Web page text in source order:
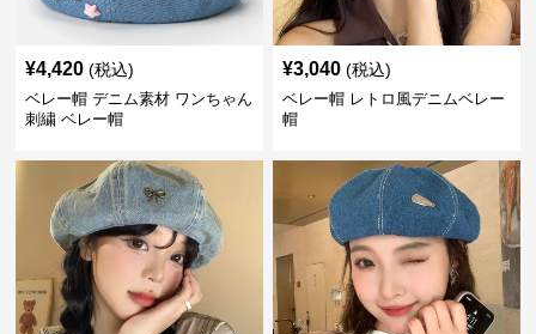
¥4,420 (税込)
ベレー帽 デニム素材 ワンちゃん
刺繍 ベレー帽
¥3,040 (税込)
ベレー帽 レトロ風デニムベレー
帽